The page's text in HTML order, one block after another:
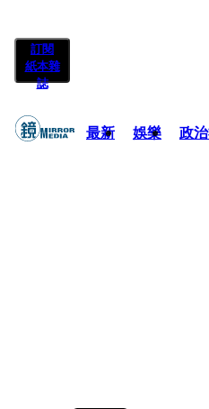
訂閱
紙本雜
誌
最新 娛樂 政